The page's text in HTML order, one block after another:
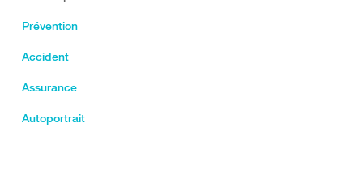
Prévention
Accident
Assurance
Autoportrait